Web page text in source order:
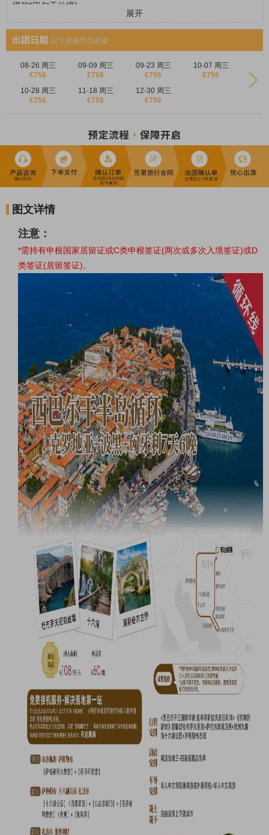
堪称“巴尔干仙境”。
★ 滨海假期【Banje海滩】，杜布罗夫尼克著名的海滩，吸引着来
自世界各地的游客。
★专职中文导游服务，外籍司机，门票自选，纯玩绝无强制消费！
展开
出团日期 以下价格均为起价
08-26 周三
€756
09-09 周三
€756
09-23 周三
€756
10-07 周三
€756
10-28 周三
€756
11-18 周三
€756
12-30 周三
€756
图文详情
注意：
*需持有申根国家居留证或C类申根签证(两次或多次入境签证)或D
类签证(居留签证)。